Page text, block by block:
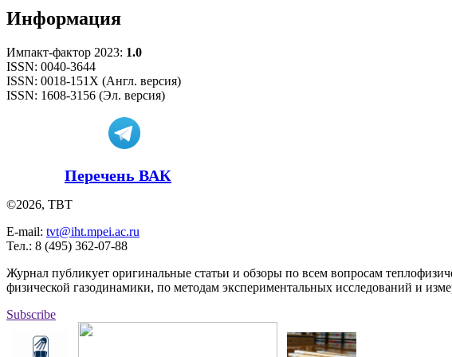
Информация
Импакт-фактор 2023: 1.0
ISSN: 0040-3644
ISSN: 0018-151X (Англ. версия)
ISSN: 1608-3156 (Эл. версия)
Перечень ВАК
©2026, ТВТ
E-mail: tvt@iht.mpei.ac.ru
Тел.: 8 (495) 362-07-88
Журнал публикует оригинальные статьи и обзоры по всем вопросам
физической газодинамики, по методам экспериментальных исследований и
Subscribe